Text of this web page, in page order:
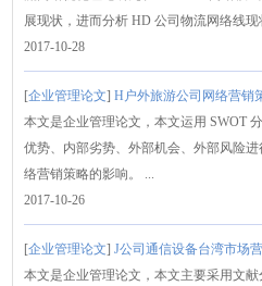
展现状，进而分析 HD 公司物流网络线现
2017-10-28
[企业管理论文]H户外旅游公司网络营销
本文是企业管理论文，本文运用 SWOT
优势、内部劣势、外部机会、外部风险
络营销策略的影响。 ...
2017-10-26
[企业管理论文]J公司通信设备台湾市场
本文是企业管理论文，本文主要采用文